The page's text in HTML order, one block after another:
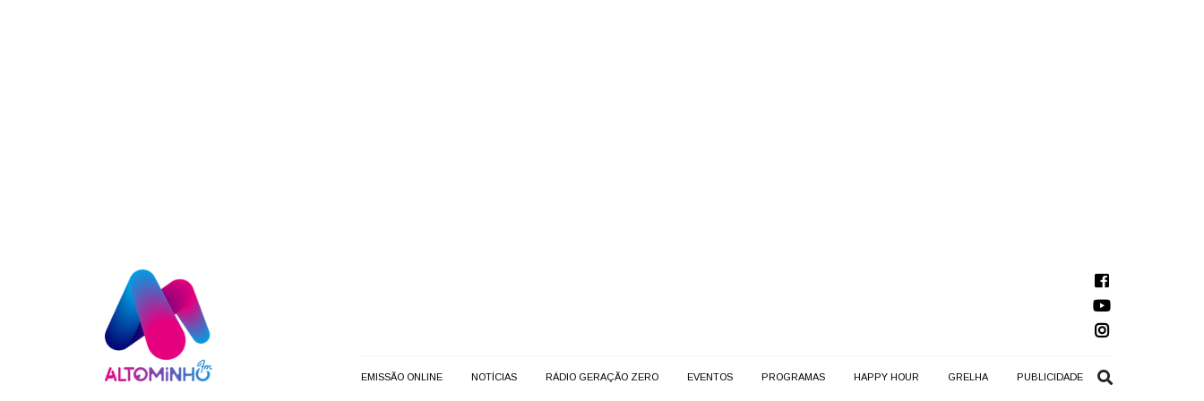
EMISSÃO ONLINE NOTÍCIAS RÁDIO GERAÇÃO ZERO EVENTOS PROGRAMAS HAPPY HOUR GRELHA PUBLICIDADE